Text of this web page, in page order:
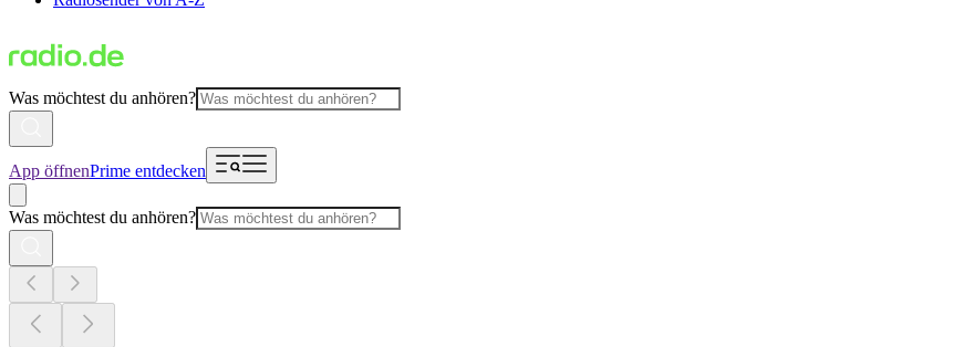
Was möchtest du anhören?
App öffnenPrime entdecken
Was möchtest du anhören?